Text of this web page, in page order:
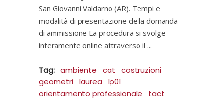
San Giovanni Valdarno (AR). Tempi e
modalità di presentazione della domanda
di ammissione La procedura si svolge
interamente online attraverso il
Tag: ambiente cat
costruzioni
geometri laurea
lp01
orientamento professionale
tact